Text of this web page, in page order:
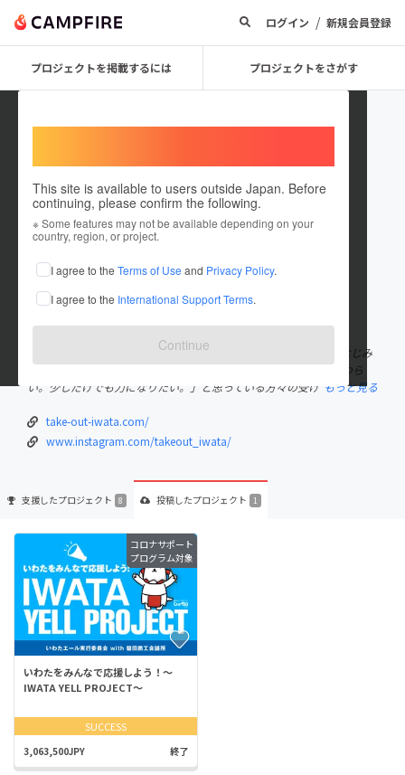
ログイン / 新規会員登録
プロジェクトを掲載するには プロジェクトをさがす
This site is available to users outside Japan. Before
continuing, please confirm the following.
※ Some features may not be available depending on your
country, region, or project.
I agree to the Terms of Use and Privacy Policy.
I agree to the International Support Terms.
Continue
いわたエール実行委員会
これまでに8回支援して1件のプロジェクトを投稿しています
在住国：日本 現在地：静岡県
出身国：日本 出身地：静岡県
「今は、家にいることが大事ということはわかっているけど、顔なじみ
の飲食店やお世話になった企業が苦労しているという声が届いてつら
い。少しだけでも力になりたい。」と思っている方々の受け もっと見る
take-out-iwata.com/
www.instagram.com/takeout_iwata/
支援したプロジェクト 8 投稿したプロジェクト 1
コロナサポート
プログラム対象
いわたをみんなで応援しよう！～
IWATA YELL PROJECT～
SUCCESS
3,063,500JPY 終了